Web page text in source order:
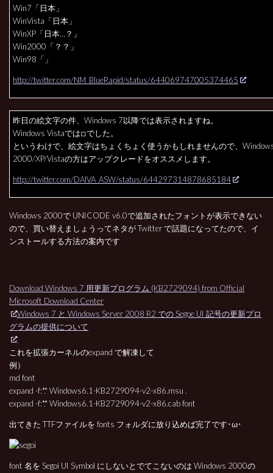
Win7「日本」
WinVista「日本」
WinXP「日本…？」
Win2000「？？」
Win98「」
http://twitter.com/NM_BlueRapid/status/644069747005374465
昨日の絵文字の件、Windows 7以降では表示されますね。
Windows Vistaでは◽︎でした。
というわけで、絵文字はちょくちょく使うかもしれませんので、
2000/XP/Vistaの方はアップクレードをオススメします。
http://twitter.com/DAIVA_ASW/status/644297314878685184
Windows 2000で UNICODE v6.0で追加されたフォントが表示できない
ので、買い替えましょうってネタが Twitter で話題になってたので、イ
ンストールする方法の案内です
Download Windows 7 用更新プログラム (KB2729094) from Official
Microsoft Download Center
Windows 7 と Windows Server 2008 R2 での Segoe UI 記号の更新プロ
グラムの提供について
これを拡張カーネルのexpand で解凍して
例）
md font
expand -f:*.* Windows6.1-KB2729094-v2-x86.msu .
expand -f:*.* Windows6.1-KB2729094-v2-x86.cab font
出てきた TTFファイルを fonts フォルダに放り込めば完了です･ω･
font 名を Segoi UI Symbol にしないとでてこないのは Windows 2000の